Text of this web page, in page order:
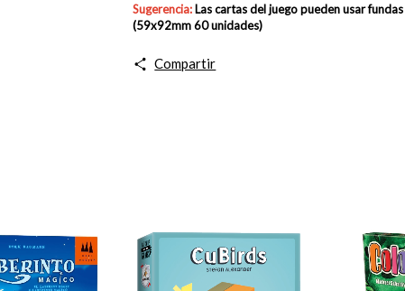
Sugerencia: Las cartas del juego pueden usar fundas
(59x92mm 60 unidades)
Compartir